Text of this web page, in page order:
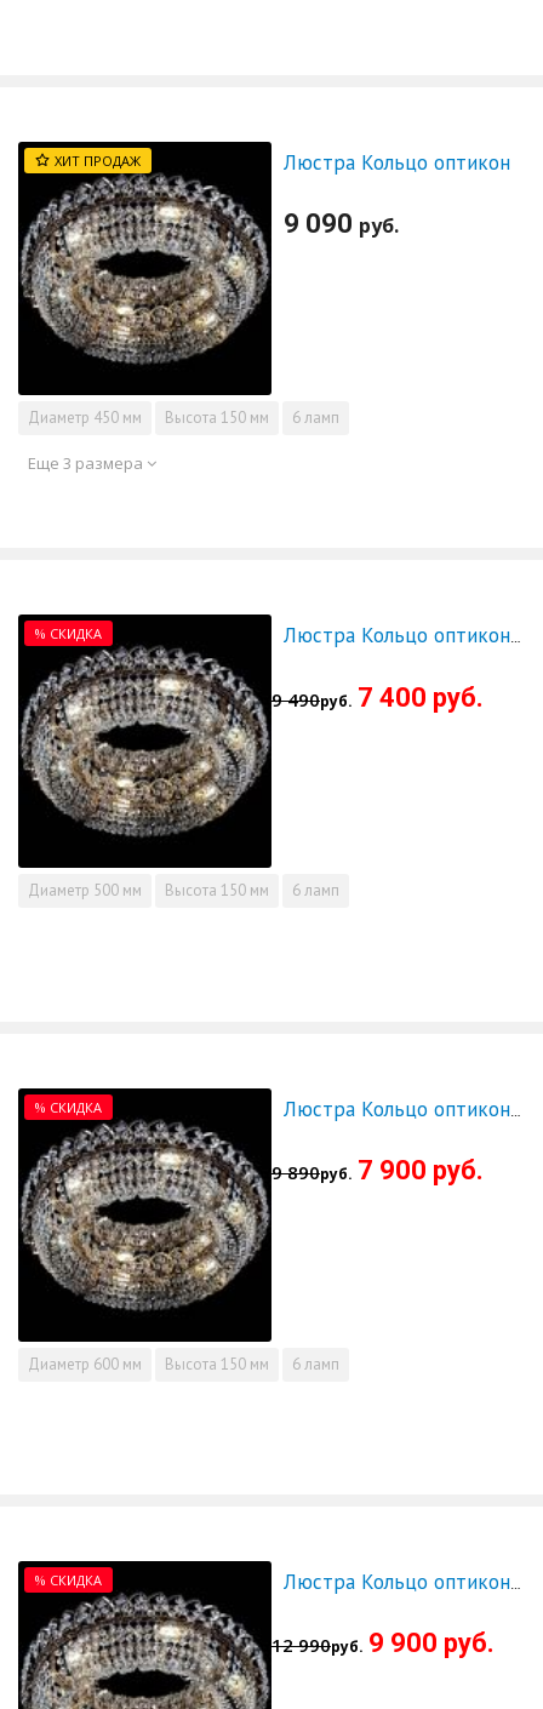
ХИТ ПРОДАЖ Люстра Кольцо оптикон
9 090 руб.
Диаметр 450 мм Высота 150 мм 6 ламп
Еще 3 размера
% СКИДКА Люстра Кольцо оптикон 500 - СКИДКА!!!
9 490руб. 7 400 руб.
Диаметр 500 мм Высота 150 мм 6 ламп
% СКИДКА
9 890руб. 7 900 руб.
Диаметр 600 мм Высота 150 мм 6 ламп
% СКИДКА
12 990руб. 9 900 руб.